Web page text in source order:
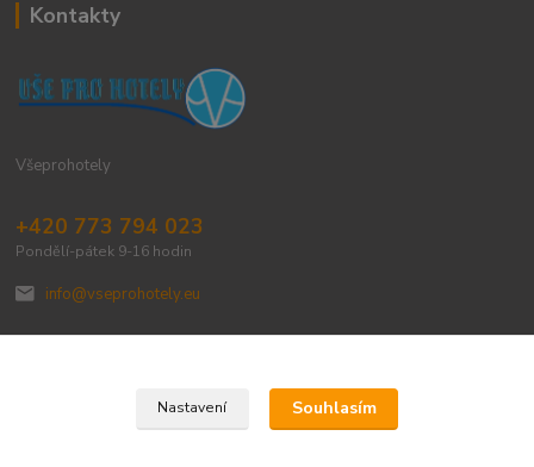
Kontakty
Všeprohotely
+420 773 794 023
Pondělí-pátek 9-16 hodin
info@vseprohotely.eu
Upravit sběr cookies.
Nastavení Souhlasím